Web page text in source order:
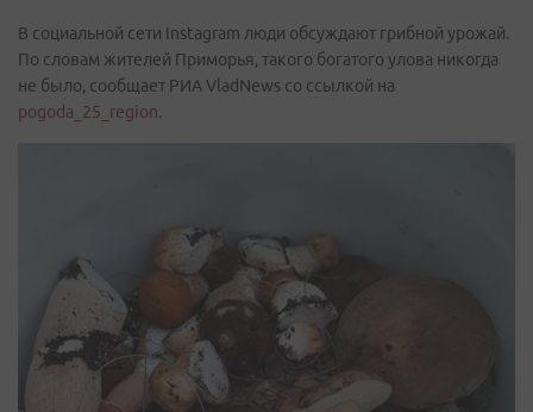
В социальной сети Instagram люди обсуждают грибной урожай.
По словам жителей Приморья, такого богатого улова никогда
не было, сообщает РИА VladNews со ссылкой на
pogoda_25_region.